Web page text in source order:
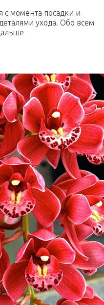
с момента посадки и
ухода. Обо всем